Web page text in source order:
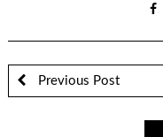
Previous Post